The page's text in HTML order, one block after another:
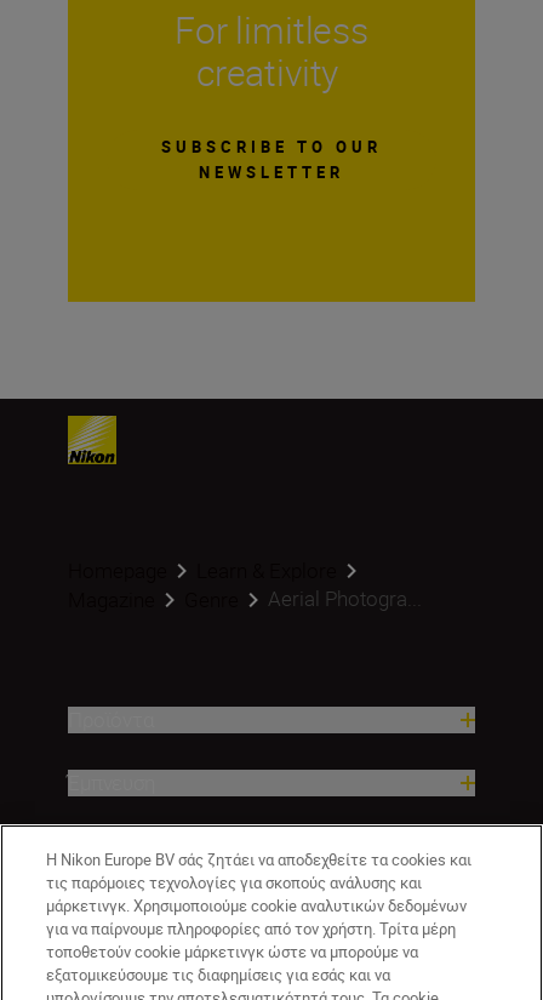
For limitless
creativity
SUBSCRIBE TO OUR
NEWSLETTER
Aerial Photogra...
Εταιρεία
Η Nikon Europe BV σάς ζητάει να αποδεχθείτε τα cookies και
τις παρόμοιες τεχνολογίες για σκοπούς ανάλυσης και
μάρκετινγκ. Χρησιμοποιούμε cookie αναλυτικών δεδομένων
για να παίρνουμε πληροφορίες από τον χρήστη. Τρίτα μέρη
τοποθετούν cookie μάρκετινγκ ώστε να μπορούμε να
εξατομικεύσουμε τις διαφημίσεις για εσάς και να